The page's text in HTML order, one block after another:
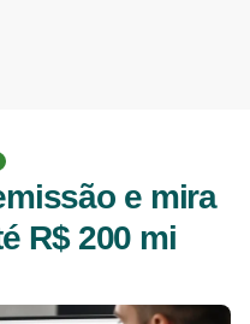
e mira
R$ 200 mi